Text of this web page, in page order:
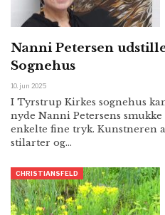
Nanni Petersen
Sognehus
10. jun 2025
I Tyrstrup Kirkes sognehus
nyde Nanni Petersens
enkelte fine tryk. Kunstneren
stilarter og…
CHRISTIANSFELD